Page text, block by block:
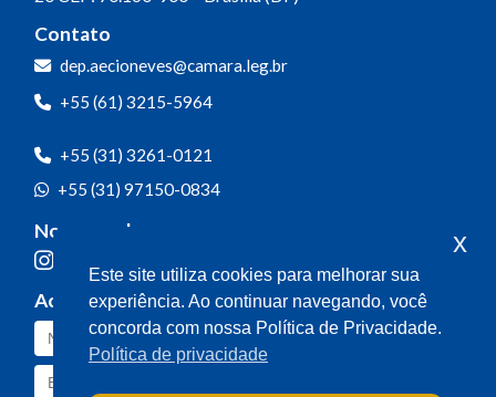
Contato
dep.aecioneves@camara.leg.br
+55 (61) 3215-5964
+55 (31) 3261-0121
+55 (31) 97150-0834
Nossas redes
Acompanhe o meu mandato
Este site utiliza cookies para melhorar sua
experiência. Ao continuar navegando, você
concorda com nossa Política de Privacidade.
Política de privacidade
x